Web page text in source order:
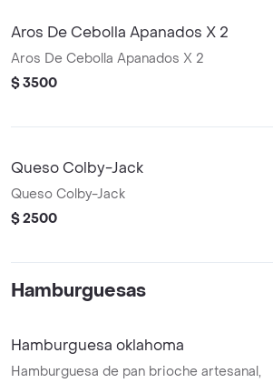
papas casco artesanal.
Aros De Cebolla Apanados X 2
Aros De Cebolla Apanados X 2
$ 3500
Queso Colby-Jack
Queso Colby-Jack
$ 2500
Hamburguesas
Hamburguesa oklahoma
Hamburguesa de pan brioche artesanal,